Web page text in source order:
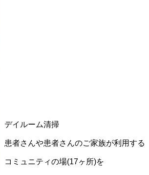
デイルーム清掃
患者さんや患者さんのご家族が利用する
コミュニティの場(17ヶ所)を